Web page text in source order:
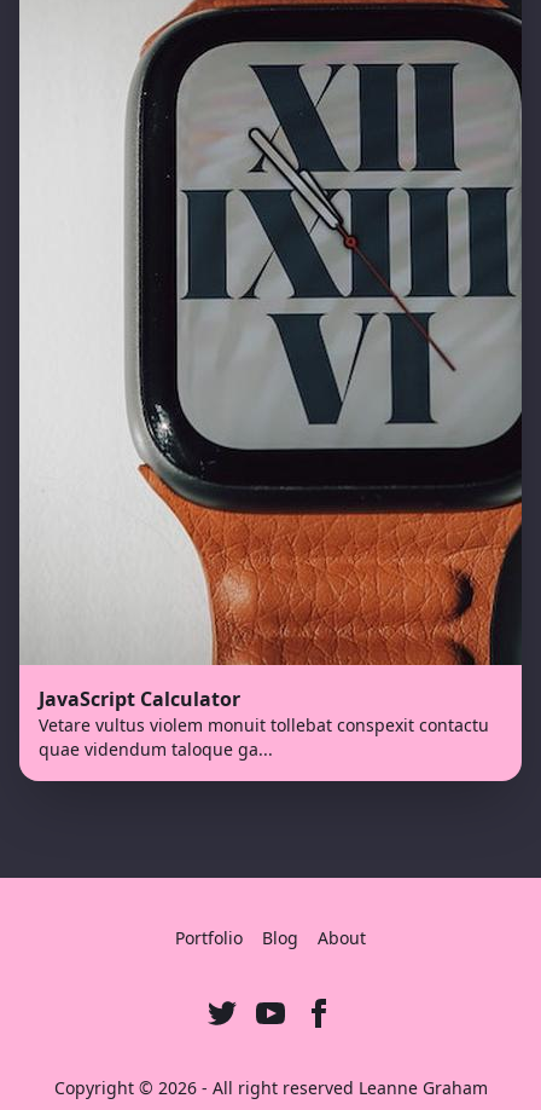
JavaScript Calculator
Vetare vultus violem monuit tollebat conspexit contactu
quae videndum taloque ga...
Portfolio Blog About
Copyright © 2026- All right reserved Leanne Graham